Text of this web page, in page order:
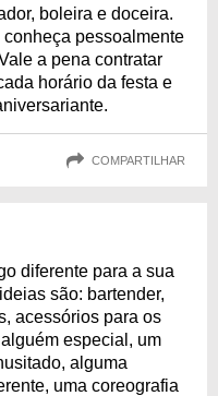
boleira e doceira.
pessoalmente
a pena contratar
horário da festa e
COMPARTILHAR
diferente para a sua
são: bartender,
acessórios para os
especial, um
alguma
uma coreografia